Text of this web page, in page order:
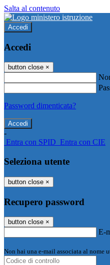
Salta al contenuto
Accedi
Accedi
button close ×
Password dimenticata?
-
Entra con SPID Entra con CIE
Seleziona utente
button close ×
Recupero password
button close ×
E-
Non hai una e-mail associata al nome